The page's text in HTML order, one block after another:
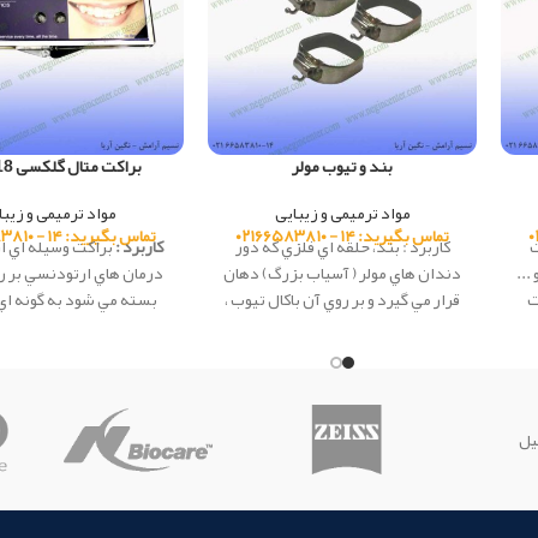
...
بند و تیوب مولر
مواد ترمیمی و زیبایی
تماس بگیرید: ۱۴ - ۰۲۱۶۶۵۸۳۸۱۰
کاربرد : بند، حلقه اي فلزي که دور
دندان هاي مولر ( آسیاب بزرگ) دهان
قرار مي گيرد و بر روي آن باکال تيوب ،
تیوپ، حلقه اي فلزي که دور دندان
هاي عقبي دهان قرار مي گيرد و بر روي
آن باکال تيوب ، براکت، هوک و... قرار
داده مي شود. این محصول ساخت
براکت متال گلکسی MBT18
مواد ترمیمی و
تماس بگیرید: ۱۴ - ۰۲۱۶۶۵۸۳۸۱۰
کاربرد :براكت وسيله
درمان هاي ارتودنسي
بسته مي شود به گونه